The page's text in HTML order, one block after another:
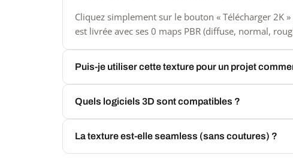
Cliquez simplement sur le bouton « Télécharger 2K
est livrée avec ses 0 maps PBR (diffuse, normal,
Puis-je utiliser cette texture pour un projet
Quels logiciels 3D sont compatibles ?
La texture est-elle seamless (sans coutures) ?